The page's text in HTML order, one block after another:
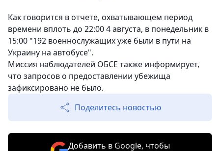
Как говорится в отчете, охватывающем период
времени вплоть до 22:00 4 августа, в понедельник в
15:00 "192 военнослужащих уже были в пути на
Украину на автобусе".
Миссия наблюдателей ОБСЕ также информирует,
что запросов о предоставлении убежища
зафиксировано не было.
Поделитесь новостью
Добавить в Google, чтобы